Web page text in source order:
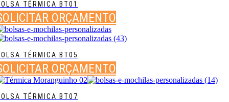
TÉRMICA BT01
ORÇAMENTO
TÉRMICA BT05
ORÇAMENTO
TÉRMICA BT07